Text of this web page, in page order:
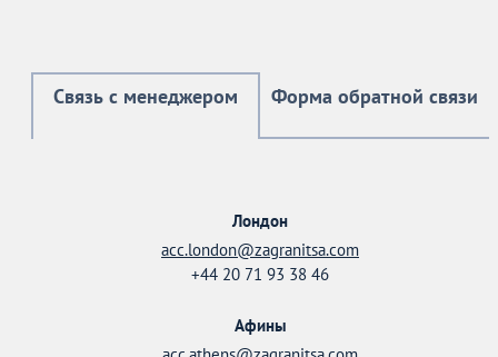
Связь с менеджером Форма обратной связи
Лондон
acc.london@zagranitsa.com
+44 20 71 93 38 46
Афины